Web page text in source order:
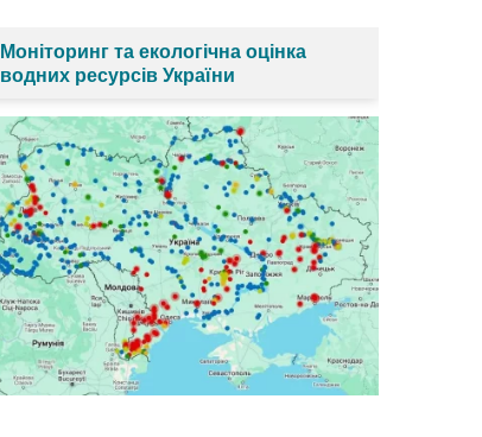
Моніторинг та екологічна оцінка
водних ресурсів України